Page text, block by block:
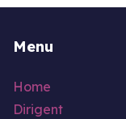
Menu
Home
Dirigent